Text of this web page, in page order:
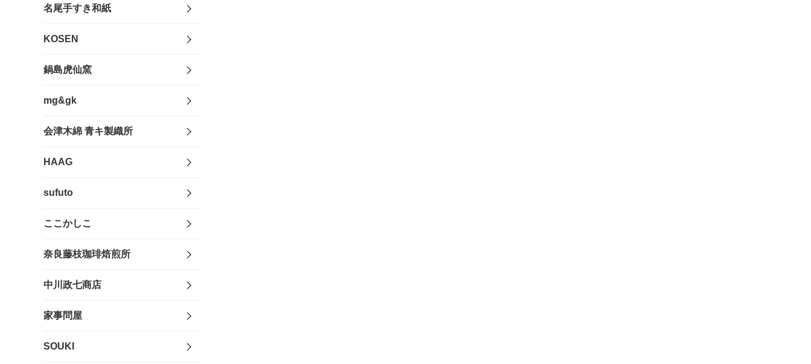
名尾手すき和紙
KOSEN
鍋島虎仙窯
mg&gk
会津木綿 青キ製織所
HAAG
sufuto
ここかしこ
奈良藤枝珈琲焙煎所
中川政七商店
家事問屋
SOUKI